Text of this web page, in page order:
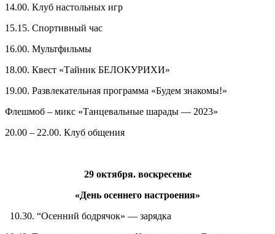
14.00. Клуб настольных игр
15.15. Спортивный час
16.00. Мультфильмы
18.00. Квест «Тайник БЕЛОКУРИХИ»
19.00. Развлекательная программа «Будем знакомы!»
Флешмоб – микс «Танцевальные шарады — 2023»
20.00 – 22.00. Клуб общения
29 октября. воскресенье
«День осеннего настроения»
10.30. “Осенний бодрячок» — зарядка